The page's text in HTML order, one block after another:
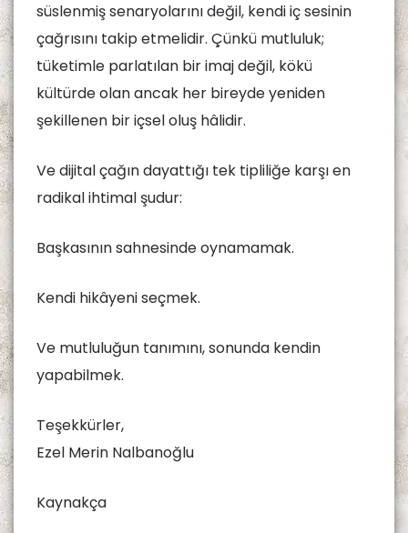
süslenmiş senaryolarını değil, kendi iç sesinin
çağrısını takip etmelidir. Çünkü mutluluk;
tüketimle parlatılan bir imaj değil, kökü
kültürde olan ancak her bireyde yeniden
şekillenen bir içsel oluş hâlidir.
Ve dijital çağın dayattığı tek tipliliğe karşı en
radikal ihtimal şudur:
Başkasının sahnesinde oynamamak.
Kendi hikâyeni seçmek.
Ve mutluluğun tanımını, sonunda kendin
yapabilmek.
Teşekkürler,
Ezel Merin Nalbanoğlu
Kaynakça